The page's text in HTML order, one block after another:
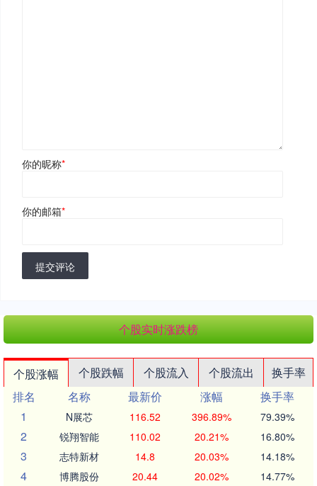
你的昵称*
你的邮箱*
提交评论
个股实时涨跌榜
个股涨幅 个股跌幅 个股流入 个股流出
换手率
排名
名称 最新价 涨幅
换手率
1
N展芯 116.52 396.89% 79.39%
2 锐翔智能 110.02 20.21% 16.80%
3 志特新材 14.8 20.03% 14.18%
4 博腾股份 20.44 20.02% 14.77%